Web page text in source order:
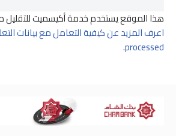
هذا الموقع يستخدم خدمة أكيسميت للتقليل
اعرف المزيد عن كيفية التعامل مع بيانات
processed
.